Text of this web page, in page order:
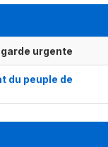
urgente
du peuple de